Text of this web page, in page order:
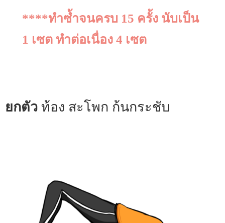
****ทำซ้ำจนครบ 15 ครั้ง นับเป็น
1 เซต ทำต่อเนื่อง 4 เซต
ยกตัว ท้อง สะโพก ก้นกระชับ